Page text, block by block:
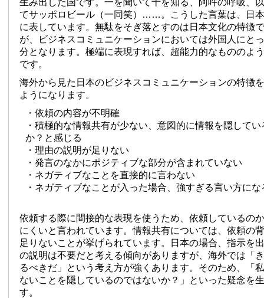
生み出した国です。一を聞いて十を知る、阿吽の呼吸、
てサッポロビール（一同笑）……。こうした言葉は、日
に表しています。無駄をそぎ落とすのは日本文化の特徴
が、ビジネスコミュニケーションにおいては外国人にと
分となります。極端に表現すれば、超能力的なもののよ
です。
海外から見た日本のビジネスコミュニケーションの特徴
ようになります。
・依頼の内容が不明確
・積極的な情報共有が少ない、意図的に情報を隠して
か？と感じる
・理由の説明が足りない
・発言のなかにポジティブな部分が含まれていない
・ネガティブなことを直接的に言わない
・ネガティブなことが入った場合、強すぎる言い方に
依頼する際に間接的な表現を使うため、依頼しているの
にくいと言われています。情報共有については、依頼の
足りないことが挙げられています。日本の場合、指示を
の説明は不要だと考える傾向がありますが、海外では「
るべきだ」という考え方が強くあります。そのため、「
ないことを隠しているのではないか？」といった疑念を
す。